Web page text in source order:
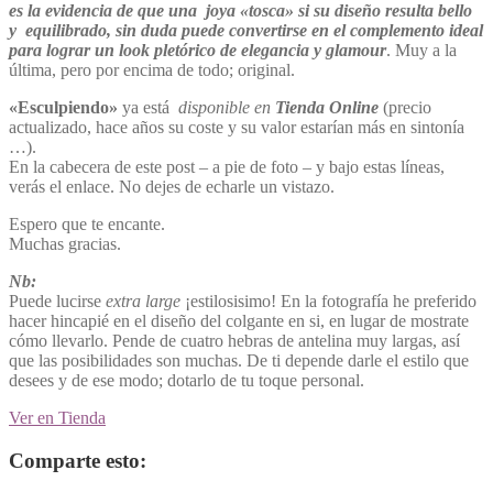
es la evidencia de que una joya «tosca» si su diseño resulta bello
y equilibrado, sin duda puede convertirse en el complemento ideal
para lograr un look pletórico de elegancia y glamour. Muy a la
última, pero por encima de todo; original.
«Esculpiendo» ya está disponible en Tienda Online (precio
actualizado, hace años su coste y su valor estarían más en sintonía
…).
En la cabecera de este post – a pie de foto – y bajo estas líneas,
verás el enlace. No dejes de echarle un vistazo.
Espero que te encante.
Muchas gracias.
Nb:
Puede lucirse extra large ¡estilosisimo! En la fotografía he preferido
hacer hincapié en el diseño del colgante en si, en lugar de mostrate
cómo llevarlo. Pende de cuatro hebras de antelina muy largas, así
que las posibilidades son muchas. De ti depende darle el estilo que
desees y de ese modo; dotarlo de tu toque personal.
Ver en Tienda
Comparte esto: